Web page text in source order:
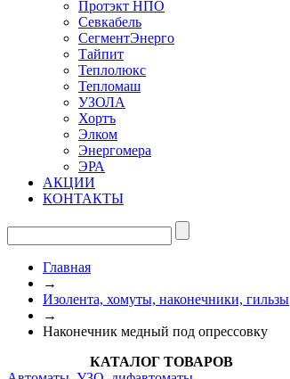
Протэкт НПО
Севкабель
СегментЭнерго
Тайпит
Теплолюкс
Тепломаш
УЗОЛА
Хортъ
Элком
Энергомера
ЭРА
АКЦИИ
КОНТАКТЫ
Главная
→
Изолента, хомуты, наконечники, гильзы
→
Наконечник медный под опрессовку
КАТАЛОГ ТОВАРОВ